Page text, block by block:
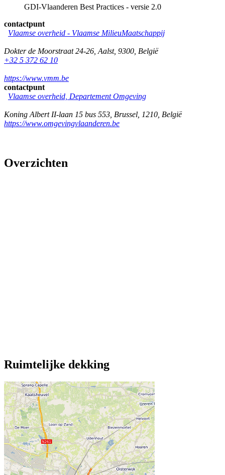
GDI-Vlaanderen Best Practices - versie 2.0
contactpunt
Vlaamse overheid - Vlaamse MilieuMaatschappij
Dokter de Moorstraat 24-26 Aalst, 9300 België
+32 5 372 62 10
https://www.vmm.be
contactpunt
Vlaamse overheid, Departement Omgeving
Koning Albert II-laan 15 bus 553 Brussel 1210 België
https://www.omgevingvlaanderen.be
Overzichten
Ruimtelijke dekking